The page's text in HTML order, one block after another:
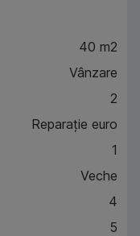
40 m2
Vânzare
2
Reparație euro
1
Veche
4
5